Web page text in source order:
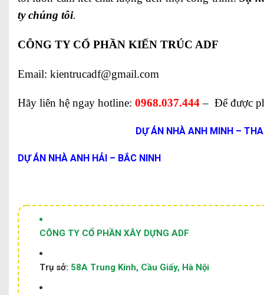
ty chúng tôi.
CÔNG TY CỔ PHẦN KIẾN TRÚC ADF
Email: kientrucadf@gmail.com
Hãy liên hệ ngay hotline: 0968.037.444 – Để được
DỰ ÁN NHÀ ANH MINH –
DỰ ÁN NHÀ ANH HẢI – BẮC NINH
CÔNG TY CỔ PHẦN XÂY DỰNG ADF
Trụ sở: 58A Trung Kính, Cầu Giấy, Hà Nội